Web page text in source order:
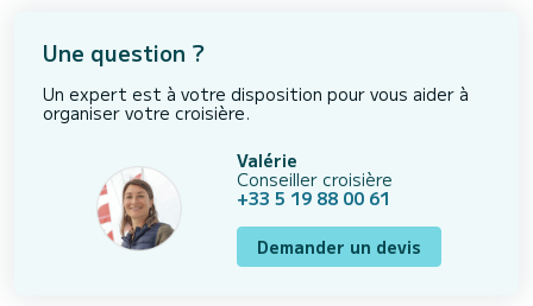
Une question ?
Un expert est à votre disposition pour vous aider à
organiser votre croisière.
Valérie
Conseiller croisière
+33 5 19 88 00 61
Demander un devis